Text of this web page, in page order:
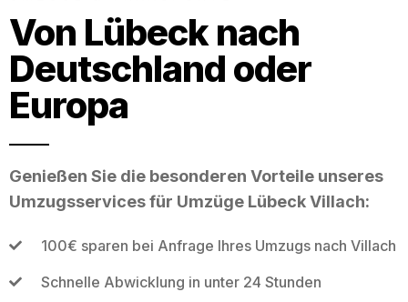
Von Lübeck nach
Deutschland oder
Europa
Genießen Sie die besonderen Vorteile unseres
Umzugsservices für Umzüge Lübeck Villach:
100€ sparen bei Anfrage Ihres Umzugs nach Villach
Schnelle Abwicklung in unter 24 Stunden